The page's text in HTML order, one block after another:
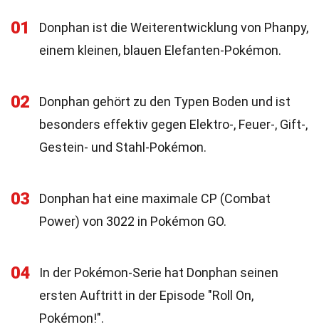
01
Donphan ist die Weiterentwicklung von Phanpy,
einem kleinen, blauen Elefanten-Pokémon.
02
Donphan gehört zu den Typen Boden und ist
besonders effektiv gegen Elektro-, Feuer-, Gift-,
Gestein- und Stahl-Pokémon.
03
Donphan hat eine maximale CP (Combat
Power) von 3022 in Pokémon GO.
04
In der Pokémon-Serie hat Donphan seinen
ersten Auftritt in der Episode "Roll On,
Pokémon!".